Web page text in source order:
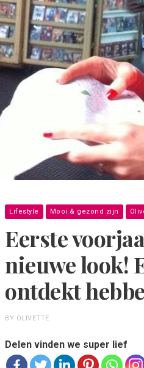
Lifestyle Mooi & gezond zijn
Eerste
nieuwe look!
ontdekt
BY OLIVETTE
Delen vinden we super lief